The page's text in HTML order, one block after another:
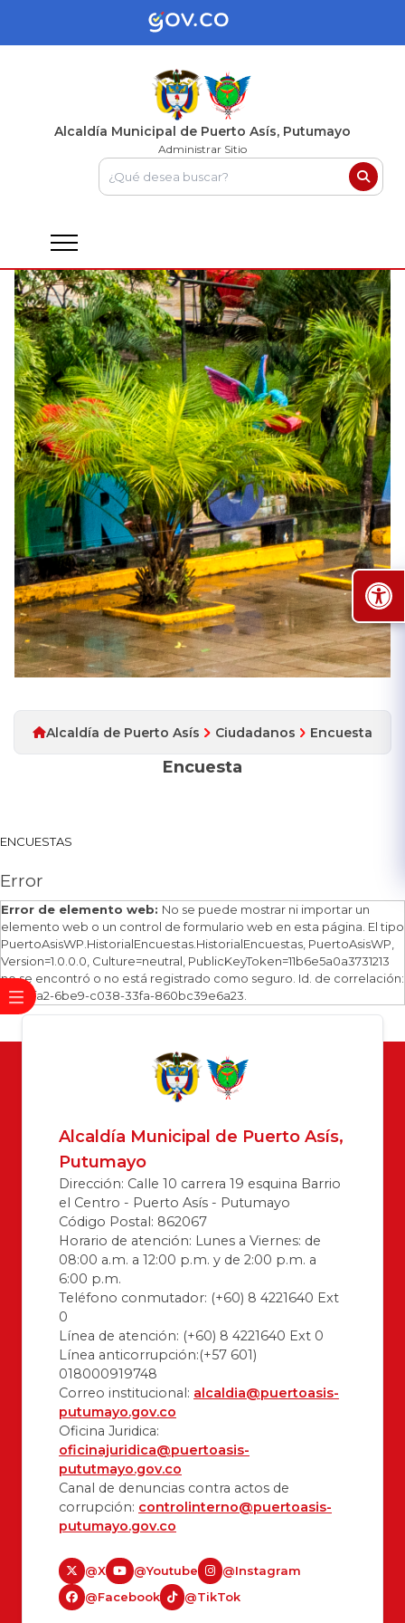
Alcaldía Municipal de Puerto Asís, Putumayo
Administrar Sitio
Alcaldía de Puerto Asís Ciudadanos Encuesta
Encuesta
ENCUESTAS​
Error
Error de elemento web: No se puede mostrar ni importar un
elemento web o un control de formulario web en esta página. El tipo
PuertoAsisWP.HistorialEncuestas.HistorialEncuestas, PuertoAsisWP,
Version=1.0.0.0, Culture=neutral, PublicKeyToken=11b6e5a0a3731213
no se encontró o no está registrado como seguro. Id. de correlación:
f05a2fa2-6be9-c038-33fa-860bc39e6a23.
Alcaldía Municipal de Puerto Asís,
Putumayo
Dirección: Calle 10 carrera 19 esquina Barrio
el Centro - Puerto Asís - Putumayo
Código Postal: 862067
Horario de atención: Lunes a Viernes: de
08:00 a.m. a 12:00 p.m. y de 2:00 p.m. a
6:00 p.m.
Teléfono conmutador: (+60) 8 4221640 Ext
0
Línea de atención: (+60) 8 4221640 Ext 0
Línea anticorrupción:(+57 601)
018000919748
Correo institucional: alcaldia@puertoasis-
putumayo.gov.co
Oficina Juridica:
oficinajuridica@puertoasis-
pututmayo.gov.co
Canal de denuncias contra actos de
corrupción: controlinterno@puertoasis-
putumayo.gov.co
@X @Youtube
@Instagram
@Facebook
@TikTok